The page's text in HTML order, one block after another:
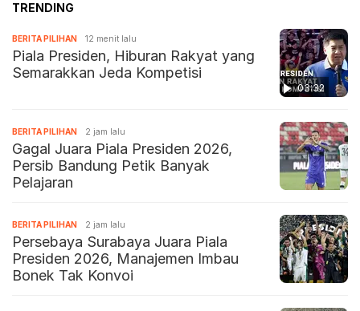
TRENDING
03:32
BERITA PILIHAN 12 menit lalu
Piala Presiden, Hiburan Rakyat yang
Semarakkan Jeda Kompetisi
BERITA PILIHAN 2 jam lalu
Gagal Juara Piala Presiden 2026,
Persib Bandung Petik Banyak
Pelajaran
BERITA PILIHAN 2 jam lalu
Persebaya Surabaya Juara Piala
Presiden 2026, Manajemen Imbau
Bonek Tak Konvoi